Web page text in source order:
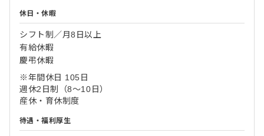
休日・休暇
シフト制／月8日以上
有給休暇
慶弔休暇
※年間休日 105日
週休2日制（8～10日）
産休・育休制度
待遇・福利厚生